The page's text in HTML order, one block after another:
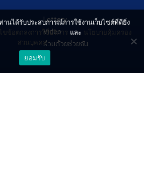
Lottery
Video
ร่วมด้วยช่วยกัน
านได้รับประสบการณ์การใช้งานเว็บไซต์ที่ดียิ่ง
ขข้อตกลงการใช้บริการ และ นโยบายคุ้มครอง
ส่วนบุคคล
ยอมรับ